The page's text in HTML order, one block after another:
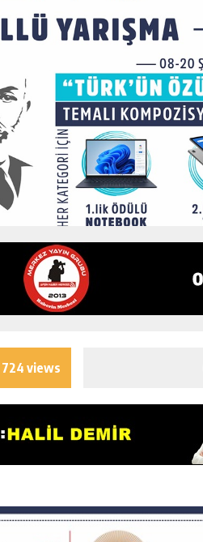
724 views